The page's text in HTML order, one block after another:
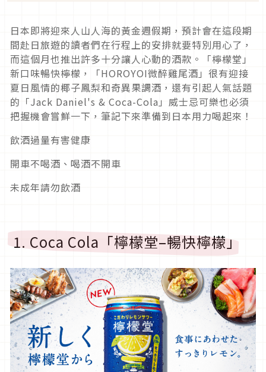
日本即將迎來人山人海的黃金週假期，預計會在這段期
間赴日旅遊的讀者們在行程上的安排就要特別用心了，
而這個月也推出許多十分讓人心動的酒款。「檸檬堂」
新口味暢快檸檬，「HOROYOI微醉雞尾酒」很有迎接
夏日風情的椰子鳳梨和奇異果調酒，還有引起人氣話題
的「Jack Daniel's & Coca-Cola」威士忌可樂也必須
把握機會嘗鮮一下，筆記下來準備到日本用力喝起來！
飲酒過量有害健康
開車不喝酒、喝酒不開車
未成年請勿飲酒
1. Coca Cola「檸檬堂–暢快檸檬」